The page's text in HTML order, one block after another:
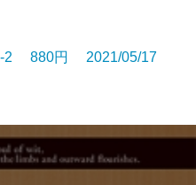
2 880円 2021/05/17